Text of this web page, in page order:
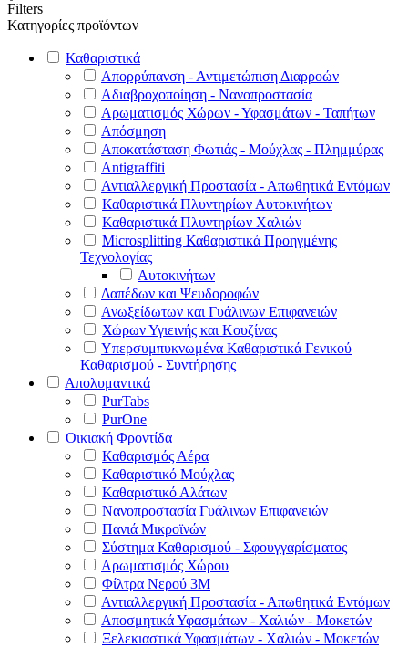
Filters
Κατηγορίες προϊόντων
Καθαριστικά
Απορρύπανση - Αντιμετώπιση Διαρροών
Αδιαβροχοποίηση - Νανοπροστασία
Αρωματισμός Χώρων - Υφασμάτων - Ταπήτων
Απόσμηση
Αποκατάσταση Φωτιάς - Μούχλας - Πλημμύρας
Antigraffiti
Αντιαλλεργική Προστασία - Απωθητικά Εντόμων
Καθαριστικά Πλυντηρίων Αυτοκινήτων
Καθαριστικά Πλυντηρίων Χαλιών
Microsplitting Καθαριστικά Προηγμένης
Τεχνολογίας
Αυτοκινήτων
Δαπέδων και Ψευδοροφών
Ανωξείδωτων και Γυάλινων Επιφανειών
Χώρων Υγιεινής και Κουζίνας
Υπερσυμπυκνωμένα Καθαριστικά Γενικού
Καθαρισμού - Συντήρησης
Απολυμαντικά
PurTabs
PurOne
Οικιακή Φροντίδα
Καθαρισμός Αέρα
Καθαριστικό Μούχλας
Καθαριστικό Αλάτων
Νανοπροστασία Γυάλινων Επιφανειών
Πανιά Μικροϊνών
Σύστημα Καθαρισμού - Σφουγγαρίσματος
Αρωματισμός Χώρου
Φίλτρα Νερού 3Μ
Αντιαλλεργική Προστασία - Απωθητικά Εντόμων
Αποσμητικά Υφασμάτων - Χαλιών - Μοκετών
Ξελεκιαστικά Υφασμάτων - Χαλιών - Μοκετών